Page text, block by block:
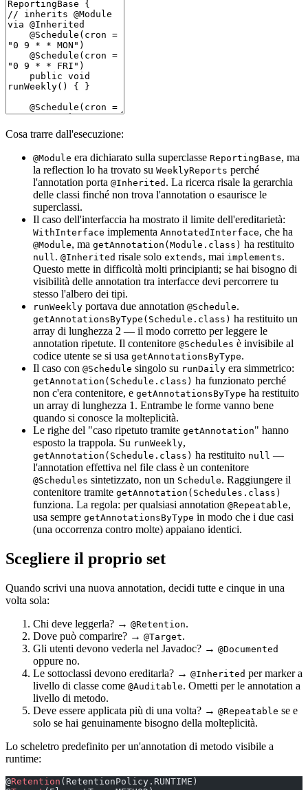
Cosa trarre dall'esecuzione:
@Module era dichiarato sulla superclasse ReportingBase, ma
la reflection lo ha trovato su WeeklyReports perché
l'annotation porta @Inherited . La ricerca risale la gerarchia
delle classi finché non trova l'annotation o esaurisce le
superclassi.
Il caso dell'interfaccia ha mostrato il limite dell'ereditarietà:
WithInterface implementa AnnotatedInterface, che ha
@Module, ma getAnnotation(Module.class) ha restituito
null . @Inherited risale solo extends, mai implements.
Questo mette in difficoltà molti principianti; se hai bisogno di
visibilità delle annotation tra interfacce devi percorrere tu
stesso l'albero dei tipi.
runWeekly portava due annotation @Schedule.
getAnnotationsByType(Schedule.class) ha restituito un
array di lunghezza 2 — il modo corretto per leggere le
annotation ripetute. Il contenitore @Schedules è invisibile al
codice utente se si usa getAnnotationsByType.
Il caso con @Schedule singolo su runDaily era simmetrico:
getAnnotation(Schedule.class) ha funzionato perché
non c'era contenitore, e getAnnotationsByType ha restituito
un array di lunghezza 1. Entrambe le forme vanno bene
quando si conosce la molteplicità.
Le righe del "caso ripetuto tramite getAnnotation" hanno
esposto la trappola. Su runWeekly,
getAnnotation(Schedule.class) ha restituito null —
l'annotation effettiva nel file class è un contenitore
@Schedules sintetizzato, non un Schedule. Raggiungere il
contenitore tramite getAnnotation(Schedules.class)
funziona. La regola: per qualsiasi annotation @Repeatable,
usa sempre getAnnotationsByType in modo che i due casi
(una occorrenza contro molte) appaiano identici.
Scegliere il proprio set
Quando scrivi una nuova annotation, decidi tutte e cinque in una
volta sola:
Chi deve leggerla? → @Retention.
Dove può comparire? → @Target.
Gli utenti devono vederla nel Javadoc? → @Documented
oppure no.
Le sottoclassi devono ereditarla? → @Inherited per marker a
livello di classe come @Auditable. Ometti per le annotation a
livello di metodo.
Deve essere applicata più di una volta? → @Repeatable se e
solo se hai genuinamente bisogno della molteplicità.
Lo scheletro predefinito per un'annotation di metodo visibile a
runtime:
@Retention (RetentionPolicy.RUNTIME)